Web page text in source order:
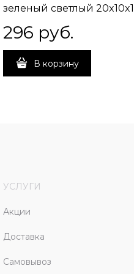
зеленый светлый
296 руб.
В корзину
УСЛУГИ
Акции
Доставка
Самовывоз